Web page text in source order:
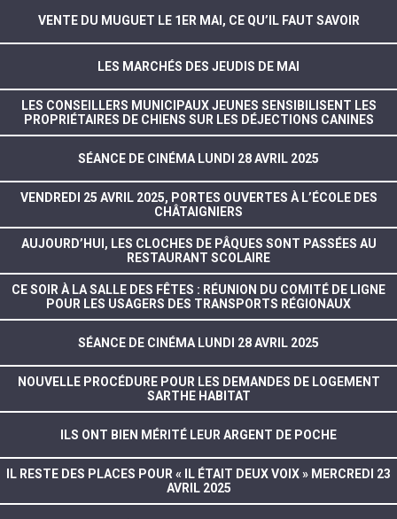
VENTE DU MUGUET LE 1ER MAI, CE QU’IL FAUT SAVOIR
LES MARCHÉS DES JEUDIS DE MAI
LES CONSEILLERS MUNICIPAUX JEUNES SENSIBILISENT LES
PROPRIÉTAIRES DE CHIENS SUR LES DÉJECTIONS CANINES
SÉANCE DE CINÉMA LUNDI 28 AVRIL 2025
VENDREDI 25 AVRIL 2025, PORTES OUVERTES À L’ÉCOLE DES
CHÂTAIGNIERS
AUJOURD’HUI, LES CLOCHES DE PÂQUES SONT PASSÉES AU
RESTAURANT SCOLAIRE
CE SOIR À LA SALLE DES FÊTES : RÉUNION DU COMITÉ DE LIGNE
POUR LES USAGERS DES TRANSPORTS RÉGIONAUX
SÉANCE DE CINÉMA LUNDI 28 AVRIL 2025
NOUVELLE PROCÉDURE POUR LES DEMANDES DE LOGEMENT
SARTHE HABITAT
ILS ONT BIEN MÉRITÉ LEUR ARGENT DE POCHE
IL RESTE DES PLACES POUR « IL ÉTAIT DEUX VOIX » MERCREDI 23
AVRIL 2025